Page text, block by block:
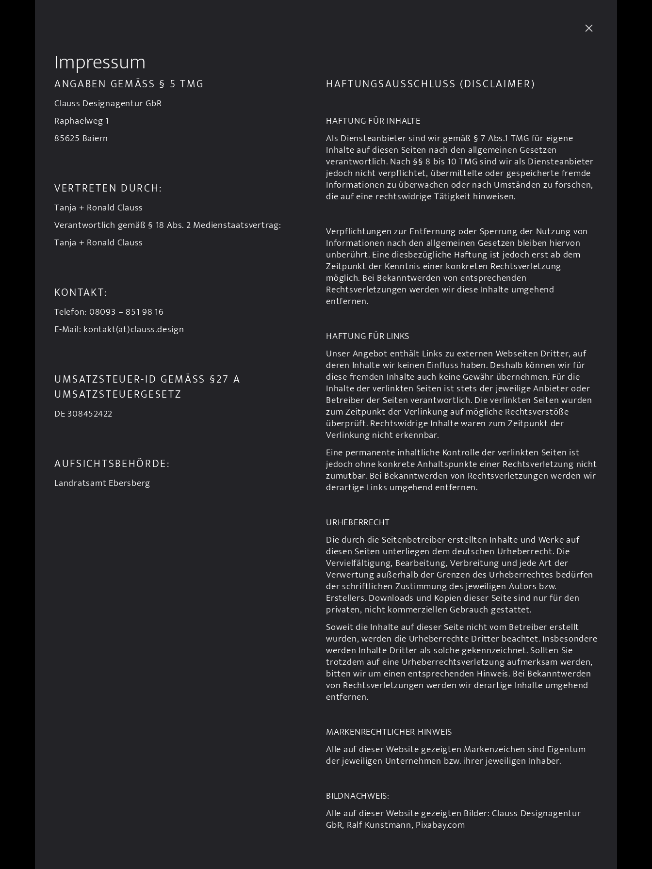
Impressum
ANGABEN GEMÄSS § 5 TMG
Clauss Designagentur GbR
Raphaelweg 1
85625 Baiern
VERTRETEN DURCH:
Tanja + Ronald Clauss
Verantwortlich gemäß § 18 Abs. 2 Medienstaatsvertrag:
Tanja + Ronald Clauss
KONTAKT:
Telefon: 08093 – 851 98 16
E-Mail: kontakt(at)clauss.design
UMSATZSTEUER-ID GEMÄSS §27 A
UMSATZSTEUERGESETZ
DE 308452422
AUFSICHTSBEHÖRDE:
Landratsamt Ebersberg
HAFTUNGSAUSSCHLUSS (DISCLAIMER)
HAFTUNG FÜR INHALTE
Als Diensteanbieter sind wir gemäß § 7 Abs.1 TMG für eigene
Inhalte auf diesen Seiten nach den allgemeinen Gesetzen
verantwortlich. Nach §§ 8 bis 10 TMG sind wir als Diensteanbieter
jedoch nicht verpflichtet, übermittelte oder gespeicherte fremde
Informationen zu überwachen oder nach Umständen zu forschen,
die auf eine rechtswidrige Tätigkeit hinweisen.
Verpflichtungen zur Entfernung oder Sperrung der Nutzung von
Informationen nach den allgemeinen Gesetzen bleiben hiervon
unberührt. Eine diesbezügliche Haftung ist jedoch erst ab dem
Zeitpunkt der Kenntnis einer konkreten Rechtsverletzung
möglich. Bei Bekanntwerden von entsprechenden
Rechtsverletzungen werden wir diese Inhalte umgehend
entfernen.
HAFTUNG FÜR LINKS
Unser Angebot enthält Links zu externen Webseiten Dritter, auf
deren Inhalte wir keinen Einfluss haben. Deshalb können wir für
diese fremden Inhalte auch keine Gewähr übernehmen. Für die
Inhalte der verlinkten Seiten ist stets der jeweilige Anbieter oder
Betreiber der Seiten verantwortlich. Die verlinkten Seiten wurden
zum Zeitpunkt der Verlinkung auf mögliche Rechtsverstöße
überprüft. Rechtswidrige Inhalte waren zum Zeitpunkt der
Verlinkung nicht erkennbar.
Eine permanente inhaltliche Kontrolle der verlinkten Seiten ist
jedoch ohne konkrete Anhaltspunkte einer Rechtsverletzung nicht
zumutbar. Bei Bekanntwerden von Rechtsverletzungen werden wir
derartige Links umgehend entfernen.
URHEBERRECHT
Die durch die Seitenbetreiber erstellten Inhalte und Werke auf
diesen Seiten unterliegen dem deutschen Urheberrecht. Die
Vervielfältigung, Bearbeitung, Verbreitung und jede Art der
Verwertung außerhalb der Grenzen des Urheberrechtes bedürfen
der schriftlichen Zustimmung des jeweiligen Autors bzw.
Erstellers. Downloads und Kopien dieser Seite sind nur für den
privaten, nicht kommerziellen Gebrauch gestattet.
Soweit die Inhalte auf dieser Seite nicht vom Betreiber erstellt
wurden, werden die Urheberrechte Dritter beachtet. Insbesondere
werden Inhalte Dritter als solche gekennzeichnet. Sollten Sie
trotzdem auf eine Urheberrechtsverletzung aufmerksam werden,
bitten wir um einen entsprechenden Hinweis. Bei Bekanntwerden
von Rechtsverletzungen werden wir derartige Inhalte umgehend
entfernen.
MARKENRECHTLICHER HINWEIS
Alle auf dieser Website gezeigten Markenzeichen sind Eigentum
der jeweiligen Unternehmen bzw. ihrer jeweiligen Inhaber.
BILDNACHWEIS:
Alle auf dieser Website gezeigten Bilder: Clauss Designagentur
GbR, Ralf Kunstmann, Pixabay.com